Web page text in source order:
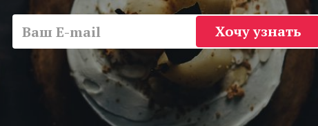
Хочу узнать